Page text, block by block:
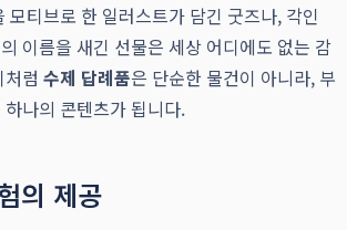
모티브로 한 일러스트가 담긴 굿즈나, 각인
이름을 새긴 선물은 세상 어디에도 없는 감
럼 수제 답례품은 단순한 물건이 아니라, 부
나의 콘텐츠가 됩니다.
의 제공